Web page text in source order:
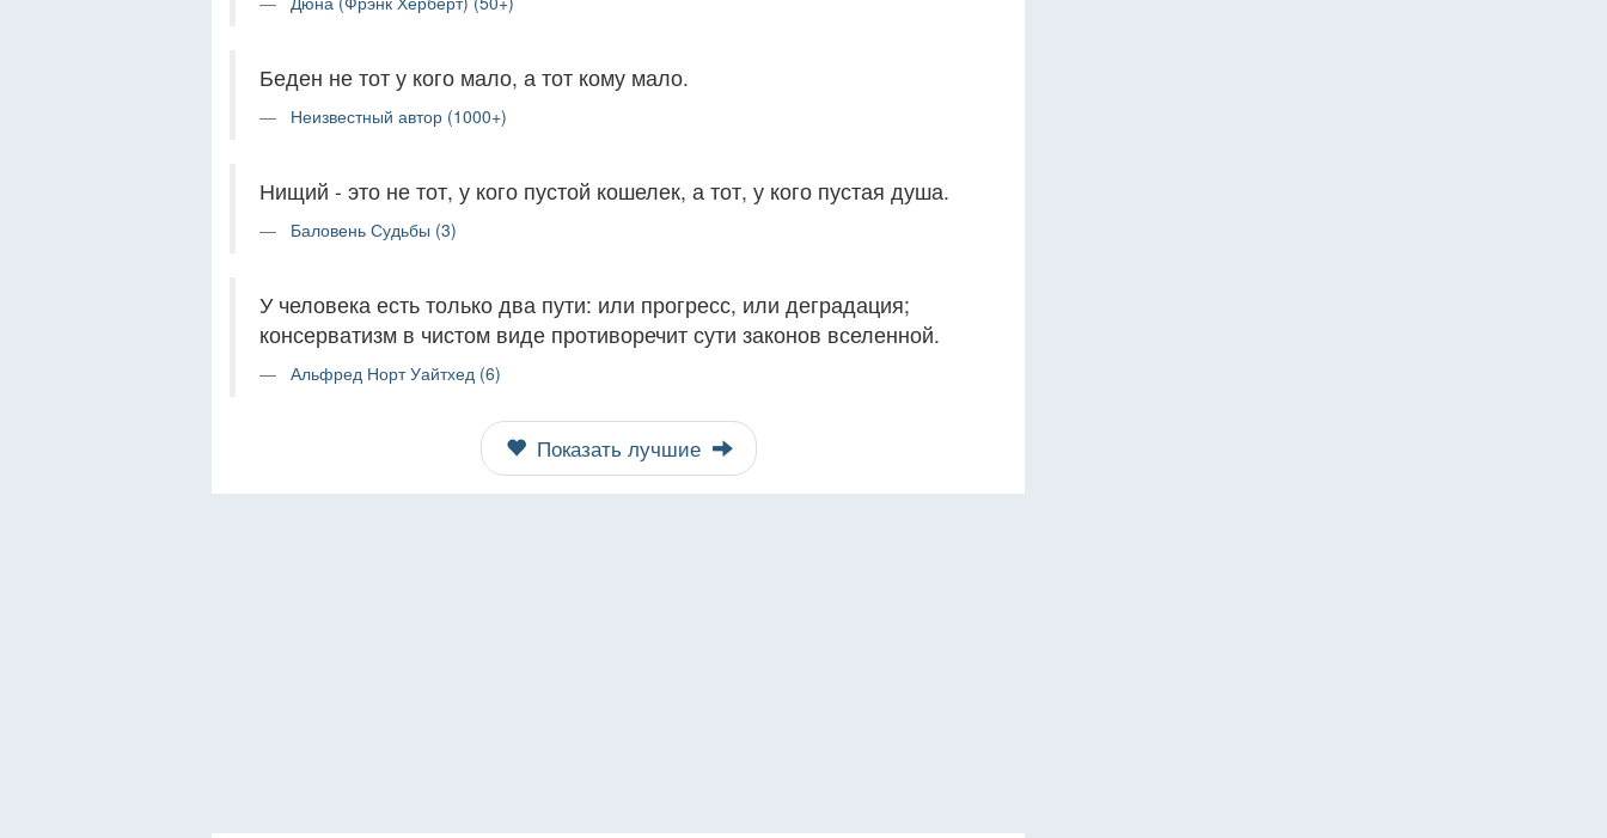
Беден не тот у кого мало, а тот кому мало.
Неизвестный автор (1000+)
Нищий - это не тот, у кого пустой кошелек, а тот, у кого пустая душа.
Баловень Судьбы (3)
У человека есть только два пути: или прогресс, или деградация;
консерватизм в чистом виде противоречит сути законов вселенной.
Альфред Норт Уайтхед (6)
Показать лучшие